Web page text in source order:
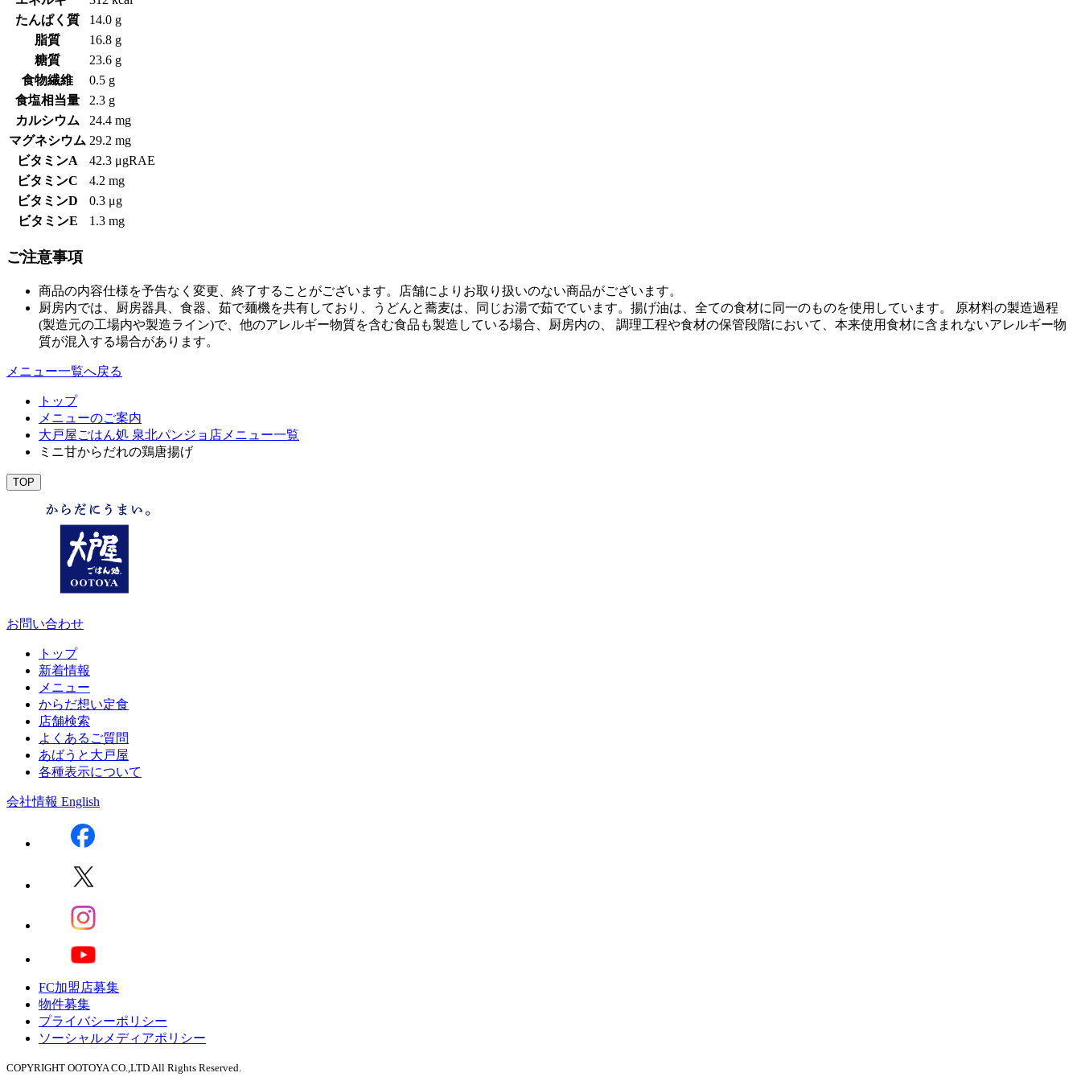
たんぱく質
14.0 g
脂質
16.8 g
糖質
23.6 g
食物繊維
0.5 g
食塩相当量
2.3 g
カルシウム
24.4 mg
マグネシウム 29.2 mg
ビタミンA
42.3 μgRAE
ビタミンC
4.2 mg
ビタミンD
0.3 μg
ビタミンE
1.3 mg
ご注意事項
商品の内容仕様を予告なく変更、終了することがございます。店舗によりお取り扱いのない商品がございます。
厨房内では、厨房器具、食器、茹で麺機を共有しており、うどんと蕎麦は、同じお湯で茹でています。揚げ油は、全ての食材に同一のものを使用しています。 原材料の製造過程
(製造元の工場内や製造ライン)で、他のアレルギー物質を含む食品も製造している場合、厨房内の、 調理工程や食材の保管段階において、本来使用食材に含まれないアレルギー物
質が混入する場合があります。
メニュー一覧へ戻る
トップ
メニューのご案内
大戸屋ごはん処 泉北パンジョ店メニュー一覧
ミニ甘からだれの鶏唐揚げ
TOP
お問い合わせ
トップ
新着情報
メニュー
からだ想い定食
店舗検索
よくあるご質問
あばうと大戸屋
各種表示について
会社情報 English
FC加盟店募集
物件募集
プライバシーポリシー
ソーシャルメディアポリシー
COPYRIGHT OOTOYA CO.,LTD All Rights Reserved.